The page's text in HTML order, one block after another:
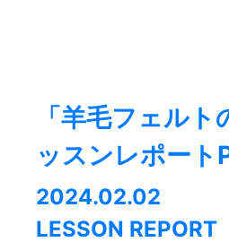
「羊毛フェル
ッスンレポート
2024.02.02
LESSON REPORT